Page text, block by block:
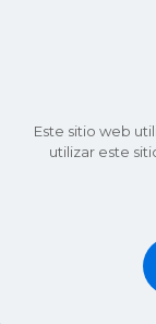
Política de
derechos
Este sitio web
utilizar este